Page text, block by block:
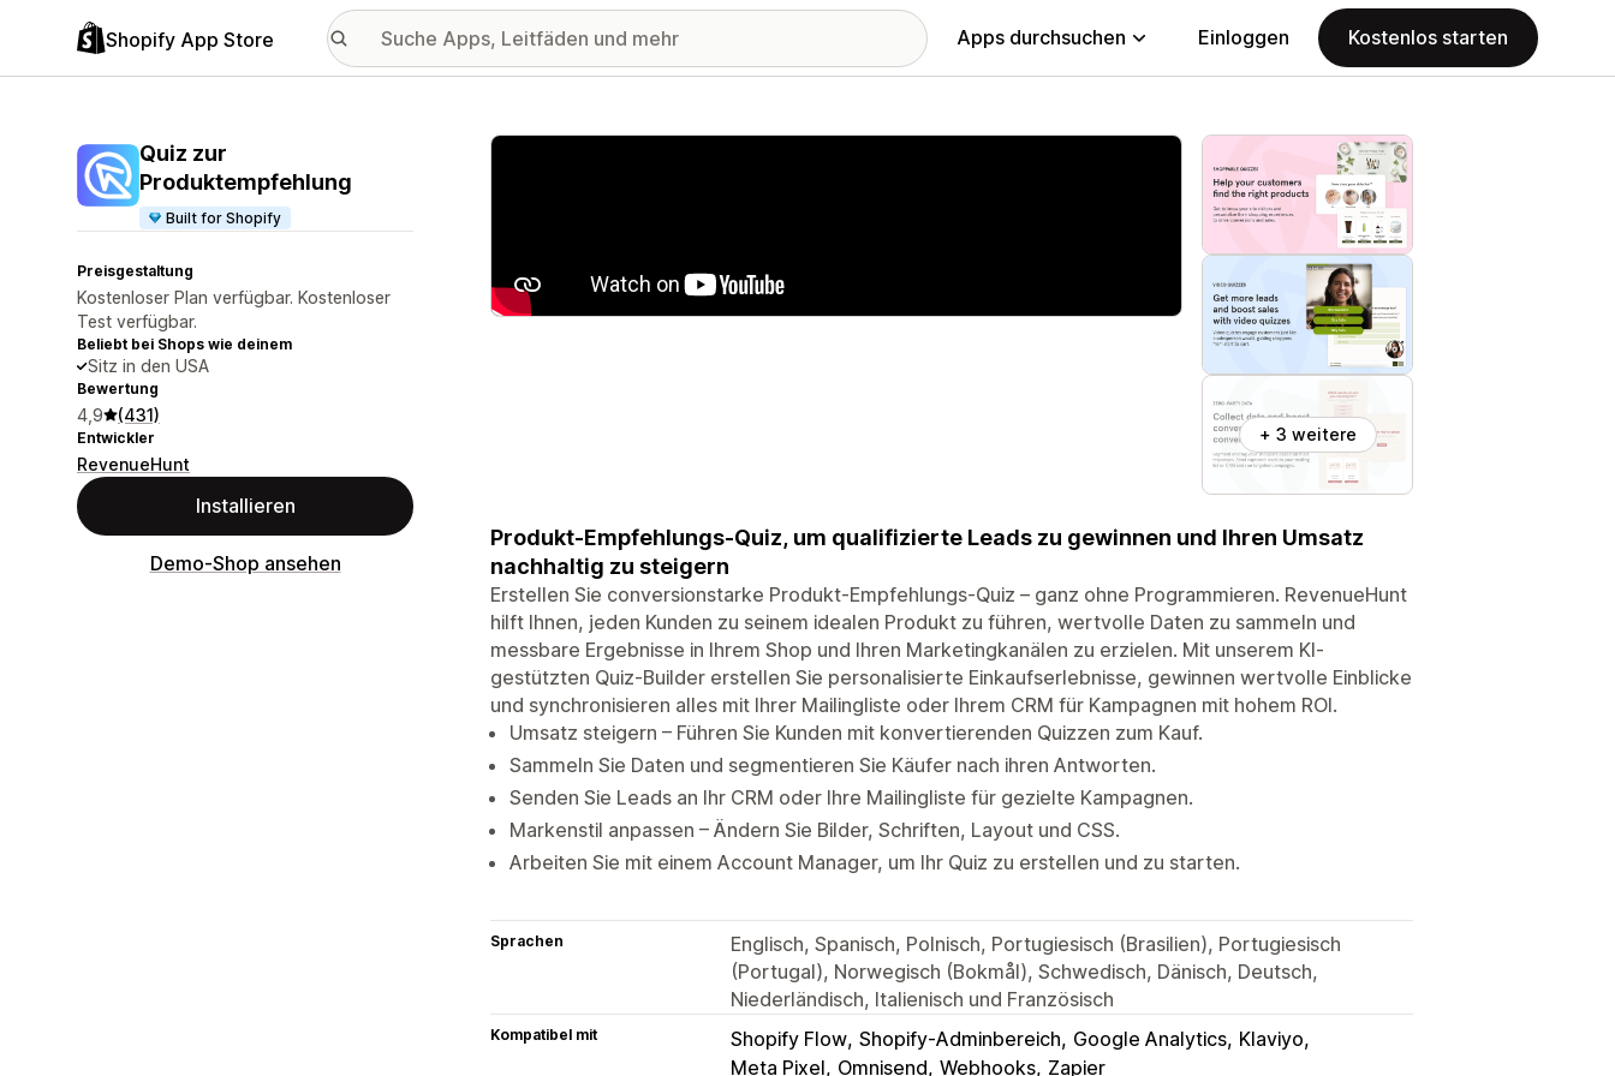
Shopify App Store Apps durchsuchen Einloggen Kostenlos starten
Quiz zur
Produktempfehlung
Built for Shopify
Preisgestaltung
Kostenloser Plan verfügbar. Kostenloser
Test verfügbar.
Beliebt bei Shops wie deinem
Sitz in den USA
Bewertung
4,9 (431)
Entwickler
RevenueHunt
Installieren
Demo-Shop ansehen
Vorgestellte Bildergalerie
+ 3 weitere
Produkt-Empfehlungs-Quiz, um qualifizierte Leads zu gewinnen und Ihren Umsatz
nachhaltig zu steigern
Erstellen Sie conversionstarke Produkt-Empfehlungs-Quiz – ganz ohne Programmieren. RevenueHunt
hilft Ihnen, jeden Kunden zu seinem idealen Produkt zu führen, wertvolle Daten zu sammeln und
messbare Ergebnisse in Ihrem Shop und Ihren Marketingkanälen zu erzielen. Mit unserem KI-
gestützten Quiz-Builder erstellen Sie personalisierte Einkaufserlebnisse, gewinnen wertvolle Einblicke
und synchronisieren alles mit Ihrer Mailingliste oder Ihrem CRM für Kampagnen mit hohem ROI.
Umsatz steigern – Führen Sie Kunden mit konvertierenden Quizzen zum Kauf.
Sammeln Sie Daten und segmentieren Sie Käufer nach ihren Antworten.
Senden Sie Leads an Ihr CRM oder Ihre Mailingliste für gezielte Kampagnen.
Markenstil anpassen – Ändern Sie Bilder, Schriften, Layout und CSS.
Arbeiten Sie mit einem Account Manager, um Ihr Quiz zu erstellen und zu starten.
Sprachen
Englisch, Spanisch, Polnisch, Portugiesisch (Brasilien), Portugiesisch
(Portugal), Norwegisch (Bokmål), Schwedisch, Dänisch, Deutsch,
Niederländisch, Italienisch und Französisch
Kompatibel mit Shopify Flow Shopify-Adminbereich Google Analytics Klaviyo
Meta Pixel Omnisend Webhooks Zapier